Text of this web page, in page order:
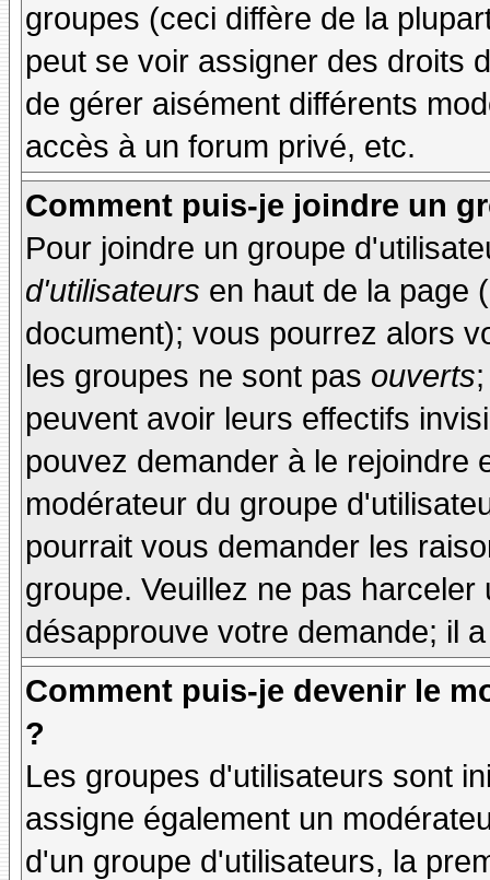
groupes (ceci diffère de la
peut se voir assigner des droits
de gérer aisément différents
accès à un forum privé, etc.
Comment puis-je joindre un
Pour joindre un groupe
d'utilisateurs en haut de la page
document); vous pourrez alors
les groupes ne sont pas ouverts
peuvent avoir leurs effectifs
pouvez demander à le rejoindre
modérateur du groupe
pourrait vous demander les
groupe. Veuillez ne pas
désapprouve votre demande; il
Comment puis-je devenir le
?
Les groupes d'utilisateurs sont
assigne également un
d'un groupe d'utilisateurs, la